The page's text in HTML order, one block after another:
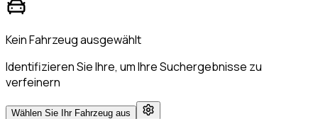
Kein Fahrzeug ausgewählt
Identifizieren Sie Ihre, um Ihre Suchergebnisse zu
verfeinern
Wählen Sie Ihr Fahrzeug aus